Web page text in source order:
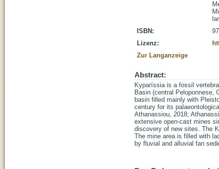
ISBN:
Lizenz:
Zur Langanzeige
Abstract:
Kyparíssia is a fossil
Basin (central Peloponnese,
basin filled mainly with
century for its
Athanassiou, 2018;
extensive open-cast mines
discovery of new sites. The
The mine area is filled with
by fluvial and alluvial fan